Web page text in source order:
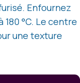
Enfournez
°C. Le centre
une texture